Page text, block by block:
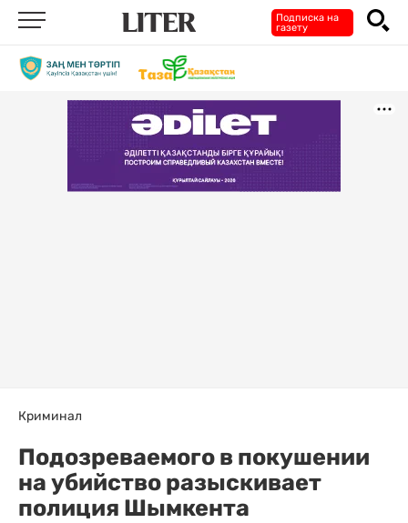
Подписка на
газету
Криминал
Подозреваемого в покушении
на убийство разыскивает
полиция Шымкента